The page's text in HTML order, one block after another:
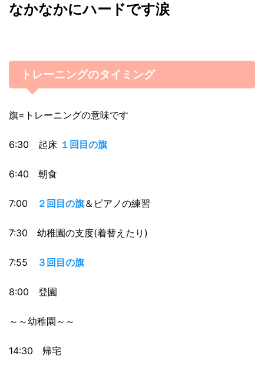
なかなかにハードです涙
トレーニングのタイミング
旗=トレーニングの意味です
6:30 起床 １回目の旗
6:40 朝食
7:00 ２回目の旗＆ピアノの練習
7:30 幼稚園の支度(着替えたり)
7:55 ３回目の旗
8:00 登園
～～幼稚園～～
14:30 帰宅